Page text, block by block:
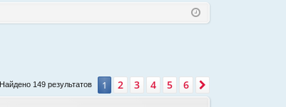
ис
Найдено 149 результатов 1 2 3 4 5 6